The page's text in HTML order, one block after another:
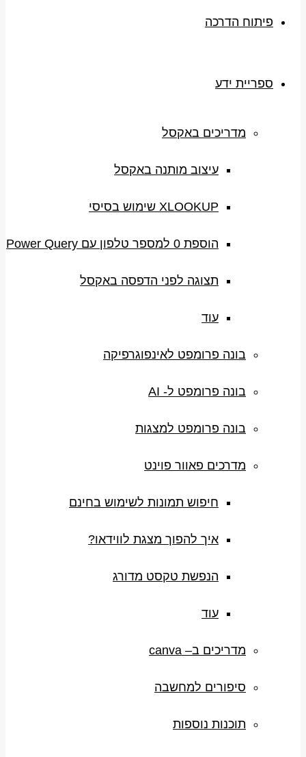
פיתוח הדרכה
ספריית ידע
מדריכים באקסל
עיצוב מותנה באקסל
XLOOKUP שימוש בסיסי
הוספת 0 למספר טלפון עם Power Query
תצוגה לפני הדפסה באקסל
עוד
בונה פרומפט לאינפוגרפיקה
בונה פרומפט ל- AI
בונה פרומפט למצגות
מדרכים פאוור פוינט
חיפוש תמונות לשימוש בחינם
איך להפוך מצגת לווידאו?
הנפשת טקסט מדורג
עוד
מדריכים ב– canva
סיפורים למחשבה
תוכנות נוספות